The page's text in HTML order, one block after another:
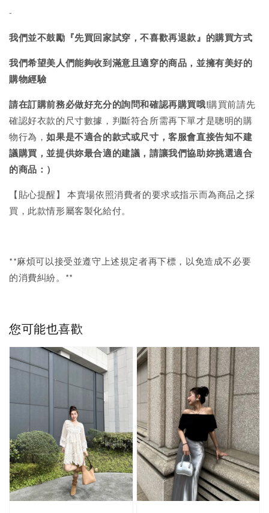
-
我們並不鼓勵『先買回家試穿，不喜歡再退款』的購買方式
我們希望美人們能夠收到滿意且適穿的商品，並擁有美好的
購物經驗
請在訂購前務必做好充分的詢問和確認再購買哦!購買前請先
確認好衣款的尺寸數據，判斷符合所需再下單才是聰明的購
物行為，如果是不適合的款式或尺寸，客服會直接告知不建
議購買，並提供妳最合適的建議，請讓我們協助妳挑選適合
的商品：）
【貼心提醒】 本賣場依照消費者的要求或指示而為商品之採
買，此款情形屬客製化給付。
**麻煩可以接受並遵守上述規定者再下標，以免造成不必要
的消費糾紛。**
您可能也喜歡